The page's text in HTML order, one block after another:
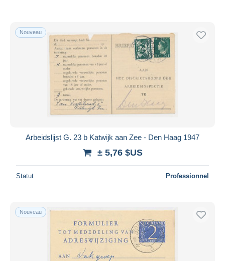
Nouveau
Arbeidslijst G. 23 b Katwijk aan Zee - Den Haag 1947
± 5,76 $US
Statut Professionnel
Nouveau